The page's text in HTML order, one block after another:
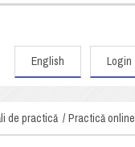
English Login
de practică Practică online